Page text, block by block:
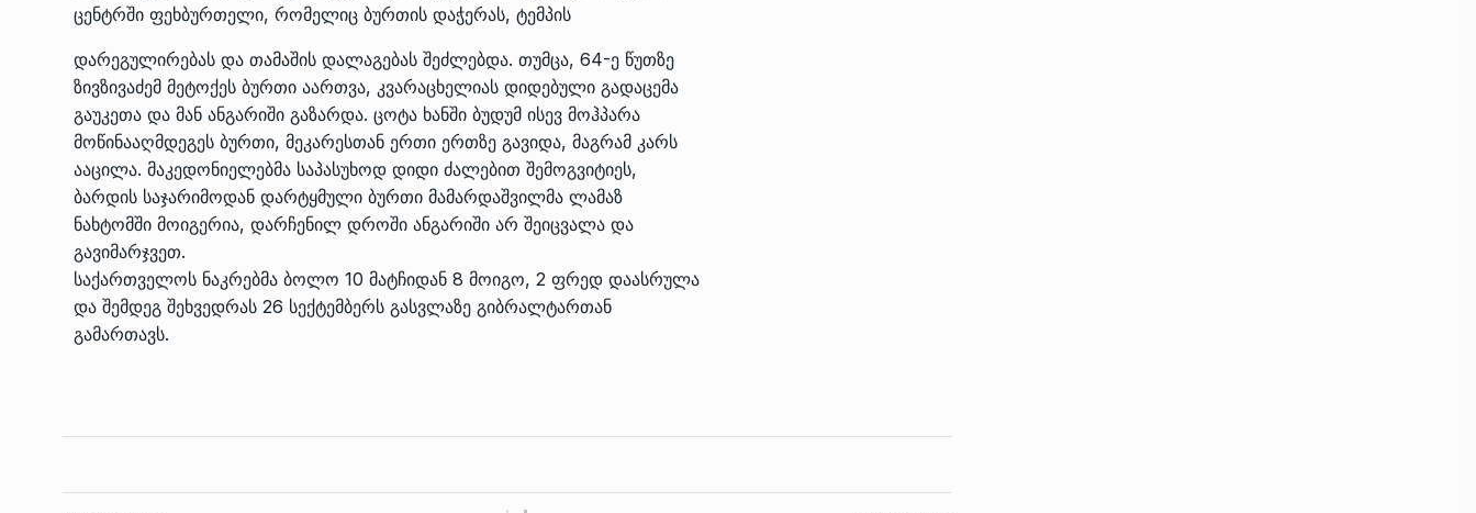
ცენტრში ფეხბურთელი, რომელიც ბურთის დაჭერას, ტემპის
დარეგულირებას და თამაშის დალაგებას შეძლებდა. თუმცა, 64-ე წუთზე
ზივზივაძემ მეტოქეს ბურთი აართვა, კვარაცხელიას დიდებული გადაცემა
გაუკეთა და მან ანგარიში გაზარდა. ცოტა ხანში ბუდუმ ისევ მოჰპარა
მოწინააღმდეგეს ბურთი, მეკარესთან ერთი ერთზე გავიდა, მაგრამ კარს
ააცილა. მაკედონიელებმა საპასუხოდ დიდი ძალებით შემოგვიტიეს,
ბარდის საჯარიმოდან დარტყმული ბურთი მამარდაშვილმა ლამაზ
ნახტომში მოიგერია, დარჩენილ დროში ანგარიში არ შეიცვალა და
გავიმარჯვეთ.
საქართველოს ნაკრებმა ბოლო 10 მატჩიდან 8 მოიგო, 2 ფრედ დაასრულა
და შემდეგ შეხვედრას 26 სექტემბერს გასვლაზე გიბრალტართან
გამართავს.